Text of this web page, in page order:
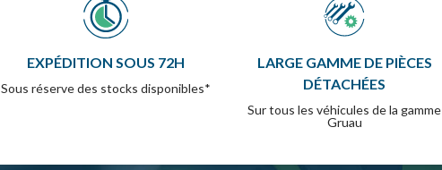
EXPÉDITION SOUS 72H
Sous réserve des stocks disponibles*
LARGE GAMME DE PIÈCES
DÉTACHÉES
Sur tous les véhicules de la gamme
Gruau